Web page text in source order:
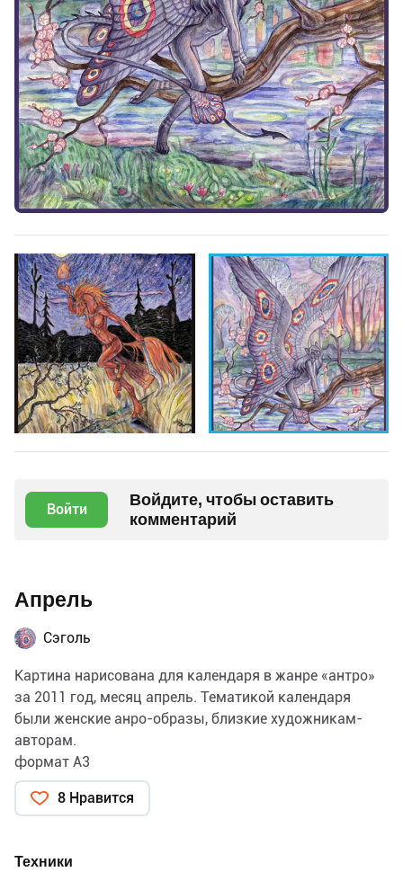
Войти
Войдите, чтобы оставить
комментарий
Апрель
Сэголь
Картина нарисована для календаря в жанре «антро»
за 2011 год, месяц апрель. Тематикой календаря
были женские анро-образы, близкие художникам-
авторам.
формат А3
Персонаж: Сэголь Ханэ (принадлежу себе, и только
себе)
8 Нравится
Техники